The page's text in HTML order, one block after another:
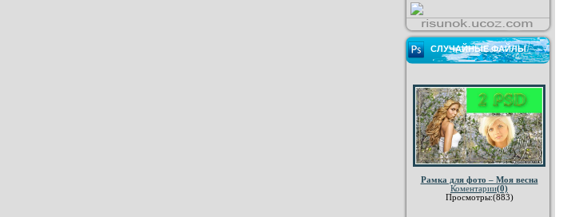
СЛУЧАЙНЫЕ ФАЙЛЫ
Рамка для фото – Моя весна
Коментарии(0)
Просмотры:(883)